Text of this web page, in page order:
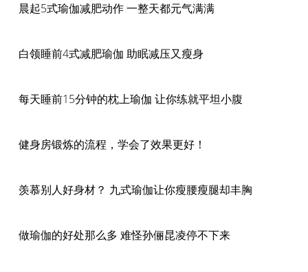
晨起5式瑜伽减肥动作 一整天都元气满满
白领睡前4式减肥瑜伽 助眠减压又瘦身
每天睡前15分钟的枕上瑜伽 让你练就平坦小腹
健身房锻炼的流程，学会了效果更好！
羡慕别人好身材？ 九式瑜伽让你瘦腰瘦腿却丰胸
做瑜伽的好处那么多 难怪孙俪昆凌停不下来